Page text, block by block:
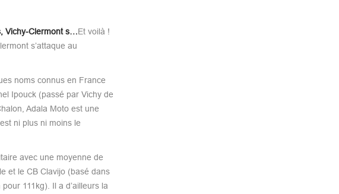
Vichy-Clermont s…Et voilà !
s’attaque au
noms connus en France
Ipouck (passé par Vichy de
Adala Moto est une
ni plus ni moins le
avec une moyenne de
et le CB Clavijo (basé dans
111kg). Il a d’ailleurs la